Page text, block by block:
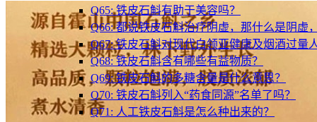
Q65: 铁皮石斛有助于美容吗？
Q66: 都说铁皮石斛治疗阴虚，那什么是阴虚
Q67: 铁皮石斛对现代白领亚健康及烟酒过量
Q68: 铁皮石斛含有哪些有益物质？
Q69: 铁皮石斛的多糖含量是什么意思？
Q70: 铁皮石斛列入“药食同源”名单了吗？
Q71: 人工铁皮石斛是怎么种出来的？